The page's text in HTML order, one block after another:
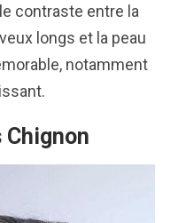
contraste entre la
longs et la peau
notamment
Chignon